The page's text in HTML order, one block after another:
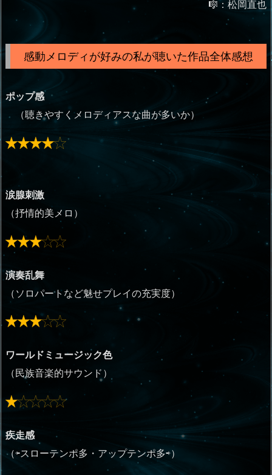
🎼：松岡直也
感動メロディが好みの私が聴いた作品全体感想
ポップ感
（聴きやすくメロディアスな曲が多いか）
涙腺刺激
（抒情的美メロ）
演奏乱舞
（ソロパートなど魅せプレイの充実度）
ワールドミュージック色
（民族音楽的サウンド）
疾走感
（⇦スローテンポ多・アップテンポ多⇨）